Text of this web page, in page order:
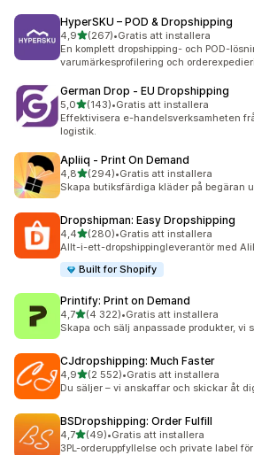
HyperSKU – POD & Dropshipping
4,9av 5 stjärnor
(267)
267 recensioner totalt
•Gratis att installera
En komplett dropshipping- och POD-
varumärkesprofilering och
German Drop ‑ EU Dropshipping
5,0av 5 stjärnor
(143)
143 recensioner totalt
•Gratis att installera
Effektivisera e-handelsverksamheten
logistik.
Apliiq ‑ Print On Demand
4,8av 5 stjärnor
(294)
294 recensioner totalt
•Gratis att installera
Skapa butiksfärdiga kläder på begäran
Dropshipman: Easy Dropshipping
4,4av 5 stjärnor
(280)
280 recensioner totalt
•Gratis att installera
Allt-i-ett-dropshippingleverantör med
Built for Shopify
Printify: Print on Demand
4,7av 5 stjärnor
(4 322)
4322 recensioner totalt
•Gratis att installera
Skapa och sälj anpassade produkter, vi
CJdropshipping: Much Faster
4,9av 5 stjärnor
(2 552)
2552 recensioner totalt
•Gratis att installera
Du säljer – vi anskaffar och skickar åt
BSDropshipping: Order Fulfill
4,7av 5 stjärnor
(49)
49 recensioner totalt
•Gratis att installera
3PL-orderuppfyllelse och private label